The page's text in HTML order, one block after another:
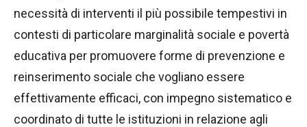
necessità di interventi il più possibile tempestivi in
contesti di particolare marginalità sociale e povertà
educativa per promuovere forme di prevenzione e
reinserimento sociale che vogliano essere
effettivamente efficaci, con impegno sistematico e
coordinato di tutte le istituzioni in relazione agli